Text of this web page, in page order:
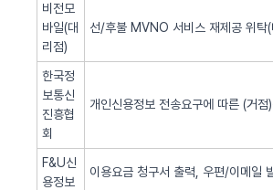
비전모
바일(대
리점)
선/후불 MVNO 서비스 재제공 위탁(
한국정
보통신
진흥협
회
개인신용정보 전송요구에 따른 (거점
F&U신
용정보
이용요금 청구서 출력, 우편/이메일